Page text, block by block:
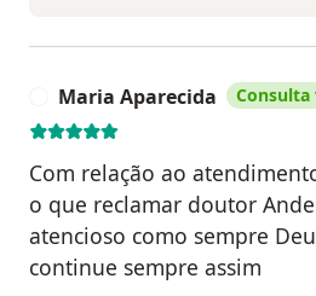
Maria Aparecida
Com relação ao
o que reclamar doutor
atencioso como sempre
continue sempre assim